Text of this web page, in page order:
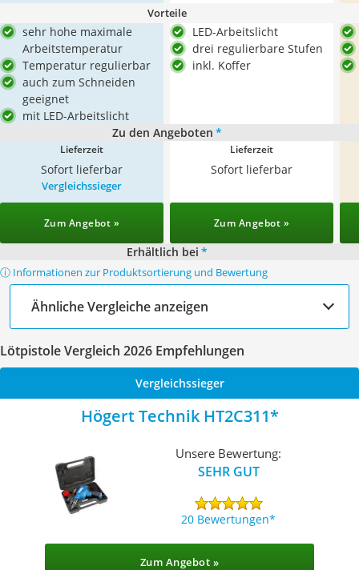
Vorteile
sehr hohe maximale
Arbeitstemperatur
Temperatur regulierbar
auch zum Schneiden
geeignet
mit LED-Arbeitslicht
LED-Arbeitslicht
drei regulierbare Stufen
inkl. Koffer
Zu den Angeboten *
Lieferzeit
Sofort lieferbar
Lieferzeit
Sofort lieferbar
Vergleichssieger
Zum Angebot » Zum Angebot »
Erhältlich bei *
ⓘ Informationen zur Produktsortierung und Bewertung
Ähnliche Vergleiche anzeigen
Lötpistole Vergleich 2026 Empfehlungen
Vergleichssieger
Högert Technik HT2C311
Unsere Bewertung:
SEHR GUT
20 Bewertungen
Zum Angebot »